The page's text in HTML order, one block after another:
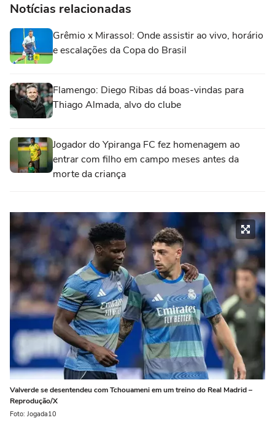
Notícias relacionadas
Grêmio x Mirassol: Onde assistir ao vivo, horário
e escalações da Copa do Brasil
Flamengo: Diego Ribas dá boas-vindas para
Thiago Almada, alvo do clube
Jogador do Ypiranga FC fez homenagem ao
entrar com filho em campo meses antes da
morte da criança
Valverde se desentendeu com Tchouameni em um treino do Real Madrid –
Reprodução/X
Foto: Jogada10